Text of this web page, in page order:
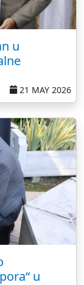
u
21 MAY 2026
u